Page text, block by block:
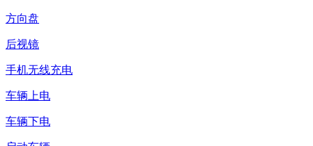
方向盘
后视镜
手机无线充电
车辆上电
车辆下电